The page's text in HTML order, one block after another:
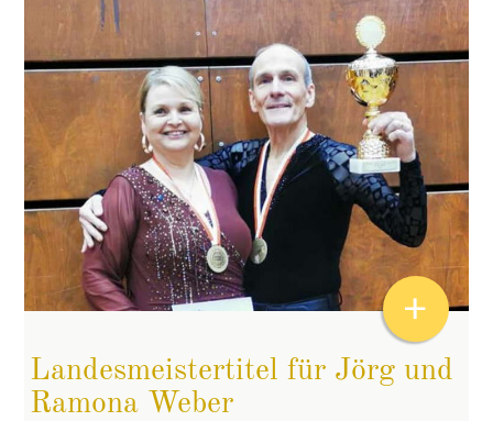
Landesmeistertitel für Jörg und
Ramona Weber
+